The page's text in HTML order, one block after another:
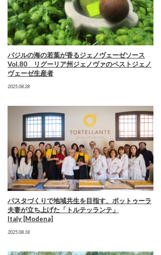
バジルの海の若葉が香るジェノヴェーゼソース
Vol.80 リグーリア州ジェノヴァのペストジェノ
ヴェーゼ生産者
2025.08.28
パスタづくりで地域共生を目指す、ボットゥーラ
夫妻が立ち上げた「トルテッランテ」
Italy [Modena]
2025.08.18